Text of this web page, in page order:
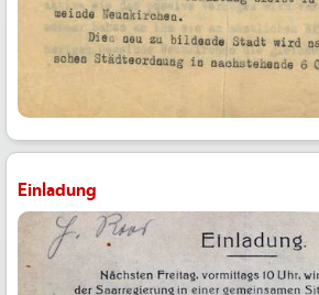
Einladung